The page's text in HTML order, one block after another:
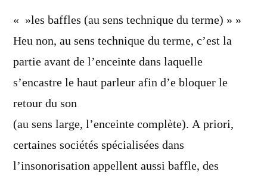
dit :
« »les baffles (au sens technique du terme) » »
Heu non, au sens technique du terme, c’est la
partie avant de l’enceinte dans laquelle
s’encastre le haut parleur afin d’e bloquer le
retour du son
(au sens large, l’enceinte complète). A priori,
certaines sociétés spécialisées dans
l’insonorisation appellent aussi baffle, des